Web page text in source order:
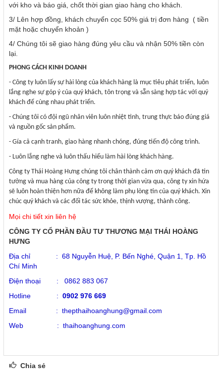
với kho và báo giá, chốt thời gian giao hàng cho khách.
3/ Lên hợp đồng, khách chuyển cọc 50% giá trị đơn hàng ( tiền
mặt hoặc chuyển khoản )
4/ Chúng tôi sẽ giao hàng đúng yêu cầu và nhận 50% tiền còn
lại.
PHONG CÁCH KINH DOANH
- Công ty luôn lấy sự hài lòng của khách hàng là mục tiêu phát triển, luôn
lắng nghe sự góp ý của quý khách, tôn trọng và sẵn sàng hợp tác với quý
khách để cùng nhau phát triển.
- Chúng tôi có đội ngũ nhân viên luôn nhiệt tình, trung thực báo đúng giá
và nguồn gốc sản phẩm.
- Gía cả cạnh tranh, giao hàng nhanh chóng, đúng tiến độ công trình.
- Luôn lắng nghe và luôn thấu hiểu làm hài lòng khách hàng.
Công ty Thái Hoàng Hưng chúng tôi chân thành cảm ơn quý khách đã tin
tưởng và mua hàng của công ty trong thời gian vừa qua, công ty xin hứa
sẽ luôn hoàn thiện hơn nữa để không làm phụ lòng tin của quý khách. Xin
chúc quý khách và các đối tác sức khỏe, thịnh vượng, thành công.
Mọi chi tiết xin liên hệ
CÔNG TY CỔ PHẦN ĐẦU TƯ THƯƠNG MẠI THÁI HOÀNG
HƯNG
Địa chỉ : 68 Nguyễn Huệ, P. Bến Nghé, Quận 1, Tp. Hồ
Chí Minh
Điện thoại :
0862 883 067
Hotline : 0902 976 669
Email : thepthaihoanghung@gmail.com
Web : thaihoanghung.com
Chia sẻ